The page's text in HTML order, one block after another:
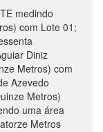
medindo
com Lote 01;
Diniz
Metros) com
Azevedo
Metros)
uma área
Metros